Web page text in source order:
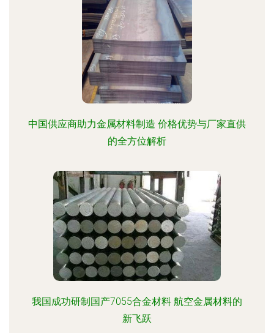
中国供应商助力金属材料制造 价格优势与厂家直供
的全方位解析
我国成功研制国产7055合金材料 航空金属材料的
新飞跃